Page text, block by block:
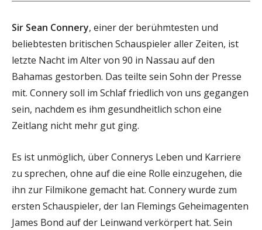
Sir Sean Connery, einer der berühmtesten und
beliebtesten britischen Schauspieler aller Zeiten, ist
letzte Nacht im Alter von 90 in Nassau auf den
Bahamas gestorben. Das teilte sein Sohn der Presse
mit. Connery soll im Schlaf friedlich von uns gegangen
sein, nachdem es ihm gesundheitlich schon eine
Zeitlang nicht mehr gut ging.
Es ist unmöglich, über Connerys Leben und Karriere
zu sprechen, ohne auf die eine Rolle einzugehen, die
ihn zur Filmikone gemacht hat. Connery wurde zum
ersten Schauspieler, der Ian Flemings Geheimagenten
James Bond auf der Leinwand verkörpert hat. Sein